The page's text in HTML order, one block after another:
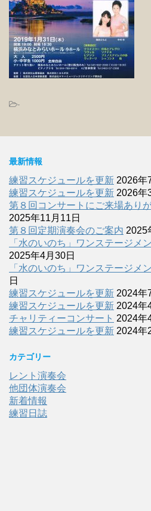
-
最新情報
練習スケジュールを更新 2026年
練習スケジュールを更新 2026年
第８回コンサートにご来場あり
2025年11月11日
第８回定期演奏会のご案内 2025
「水のいのち」ワンステージメ
2025年4月30日
「水のいのち」ワンステージメ
日
練習スケジュールを更新 2024年
練習スケジュールを更新 2024年
チャリティーコンサート 2024年
練習スケジュールを更新 2024年
カテゴリー
レント演奏会
他団体演奏会
新着情報
練習日誌